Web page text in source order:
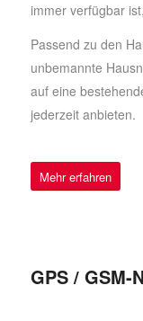
immer verfügbar
Passend zu den
unbemannte
auf eine
jederzeit anbieten.
Mehr erfahren
GPS /